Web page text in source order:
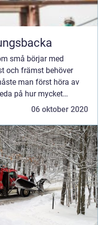
små börjar med
och främst behöver
man först höra av
på hur mycket
man kan börja
06 oktober 2020